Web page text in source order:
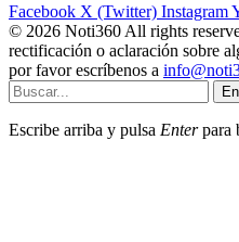
Facebook X (Twitter) Instagram
© 2026 Noti360 All rights
rectificación o aclaración sobre
por favor escríbenos a
Escribe arriba y pulsa Enterpara